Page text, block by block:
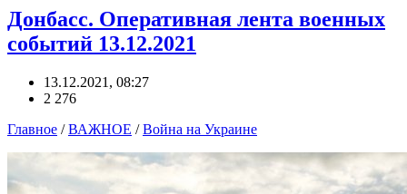
Донбасс. Оперативная лента военных
событий 13.12.2021
13.12.2021, 08:27
2 276
Главное /ВАЖНОЕ /Война на Украине